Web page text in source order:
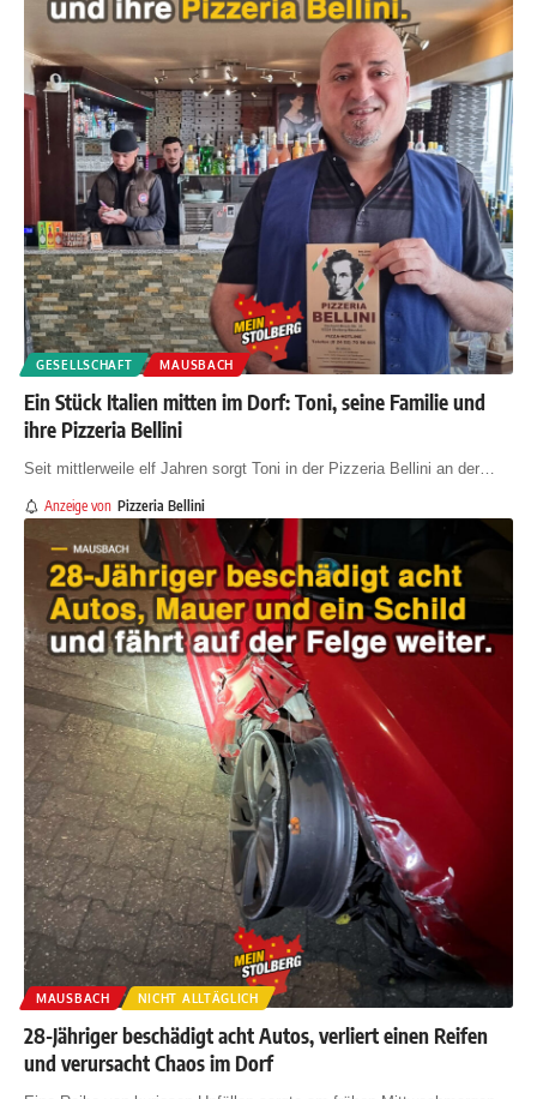
GESELLSCHAFT MAUSBACH
Ein Stück Italien mitten im Dorf: Toni, seine Familie und
ihre Pizzeria Bellini
Seit mittlerweile elf Jahren sorgt Toni in der Pizzeria Bellini an der…
Anzeige von Pizzeria Bellini
MAUSBACH NICHT ALLTÄGLICH
28-Jähriger beschädigt acht Autos, verliert einen Reifen
und verursacht Chaos im Dorf